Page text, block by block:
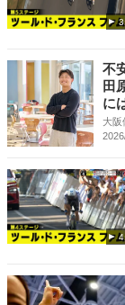
不
田
に
大阪